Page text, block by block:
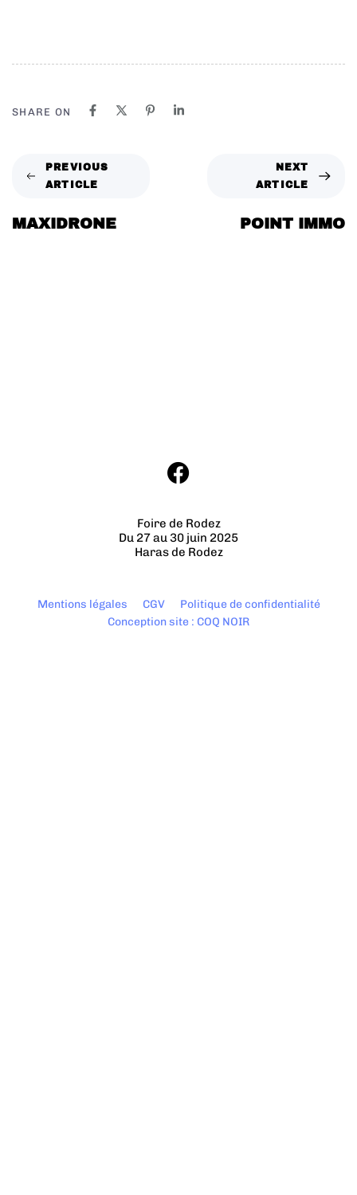
SHARE ON
PREVIOUS
ARTICLE
MAXIDRONE
NEXT
ARTICLE
POINT IMMO
Foire de Rodez
Du 27 au 30 juin 2025
Haras de Rodez
Mentions légales CGV
Politique de confidentialité
Conception site : COQ NOIR